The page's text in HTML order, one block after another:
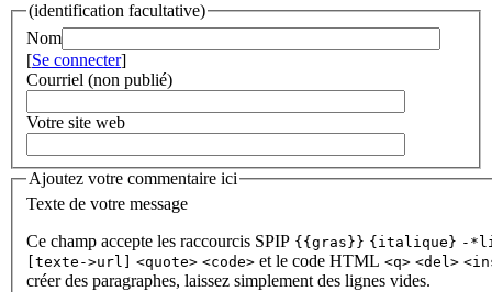
(identification facultative)
Nom
[Se connecter]
Courriel (non publié)
Votre site web
Ajoutez votre commentaire ici
Texte de votre message
Ce champ accepte les raccourcis SPIP {{gras}} {italique} -
[texte->url]
<quote> <code> et le code HTML <q> <del>
créer des paragraphes, laissez simplement des lignes vides.